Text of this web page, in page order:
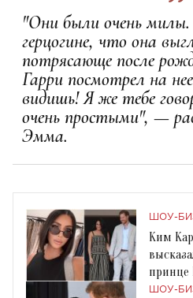
"Они были очень милы.
герцогине, что она
потрясающе после
Гарри посмотрел на
видишь! Я же тебе
очень простыми", —
Эмма.
ШОУ-
Ким
принце
ШОУ-